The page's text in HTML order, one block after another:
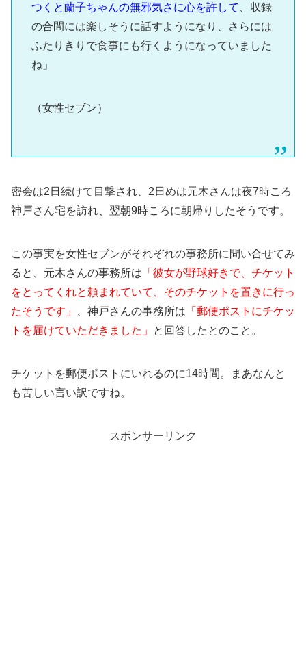
つくと蘭子ちゃんの無邪気さに心を許して
、収録
の合間には楽しそうに話すようになり、さらには
ふたりきりで食事にも行くようになっていました
ね」
（女性セブン）
密会は2日続けて目撃され、2日めは元木さんは夜7時ころ
神戸さん宅を訪れ、翌朝9時ころに朝帰りしたそうです。
この事実を女性セブンがそれぞれの事務所に問い合せてみ
ると、元木さんの事務所は 「彼女が野球好きで、チケット
をとってくれと頼まれていて、そのチケットを置きに行っ
たそうです」
、神戸さんの事務所は 「郵便ポストにチケッ
トを届けていただきました」
と回答したとのこと。
チケットを郵便ポストにいれるのに14時間。まあなんと
も苦しい言い訳ですね。
スポンサーリンク